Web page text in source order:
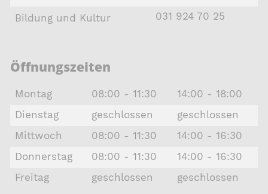
Bildung und Kultur 031 924 70 25
Öffnungszeiten
Montag 08:00 - 11:30
14:00 - 18:00
Dienstag
geschlossen
geschlossen
Mittwoch
08:00 - 11:30
14:00 - 16:30
Donnerstag
08:00 - 11:30
14:00 - 16:30
Freitag
geschlossen geschlossen